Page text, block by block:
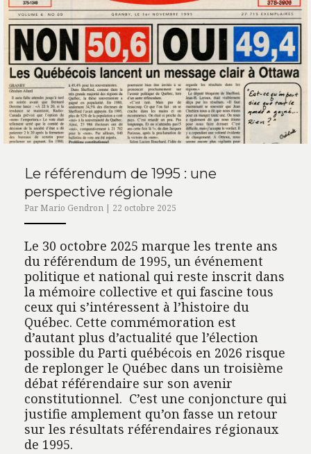
Le référendum de 1995 : une
perspective régionale
Par Mario Gendron | 22 octobre 2025
Le 30 octobre 2025 marque les trente ans
du référendum de 1995, un événement
politique et national qui reste inscrit dans
la mémoire collective et qui fascine tous
ceux qui s’intéressent à l’histoire du
Québec. Cette commémoration est
d’autant plus d’actualité que l’élection
possible du Parti québécois en 2026 risque
de replonger le Québec dans un troisième
débat référendaire sur son avenir
constitutionnel. C’est une conjoncture qui
justifie amplement qu’on fasse un retour
sur les résultats référendaires régionaux
de 1995.